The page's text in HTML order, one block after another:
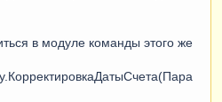
в модуле команды этого же